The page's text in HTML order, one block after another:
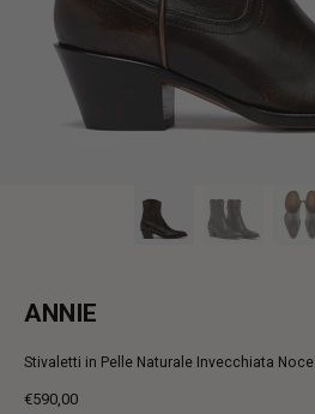
ANNIE
Stivaletti in Pelle Naturale Invecchiata Noce
€590,00